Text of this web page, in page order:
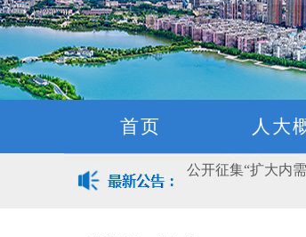
首页 人大
关于征集立法工作
关于征求《黄石
公开征集“扩大内
黄石市人民代表大